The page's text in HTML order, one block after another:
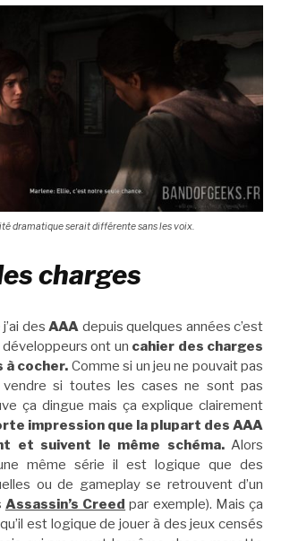
dramatique serait différente sans les voix.
charges
des AAA depuis quelques années c’est
ont un cahier des charges
à cocher. Comme si un jeu ne pouvait pas
si toutes les cases ne sont pas
ça dingue mais ça explique clairement
impression que la plupart des AAA
et suivent le même schéma. Alors
même série il est logique que des
ou de gameplay se retrouvent d’un
Assassin’s Creed par exemple). Mais ça
est logique de jouer à des jeux censés